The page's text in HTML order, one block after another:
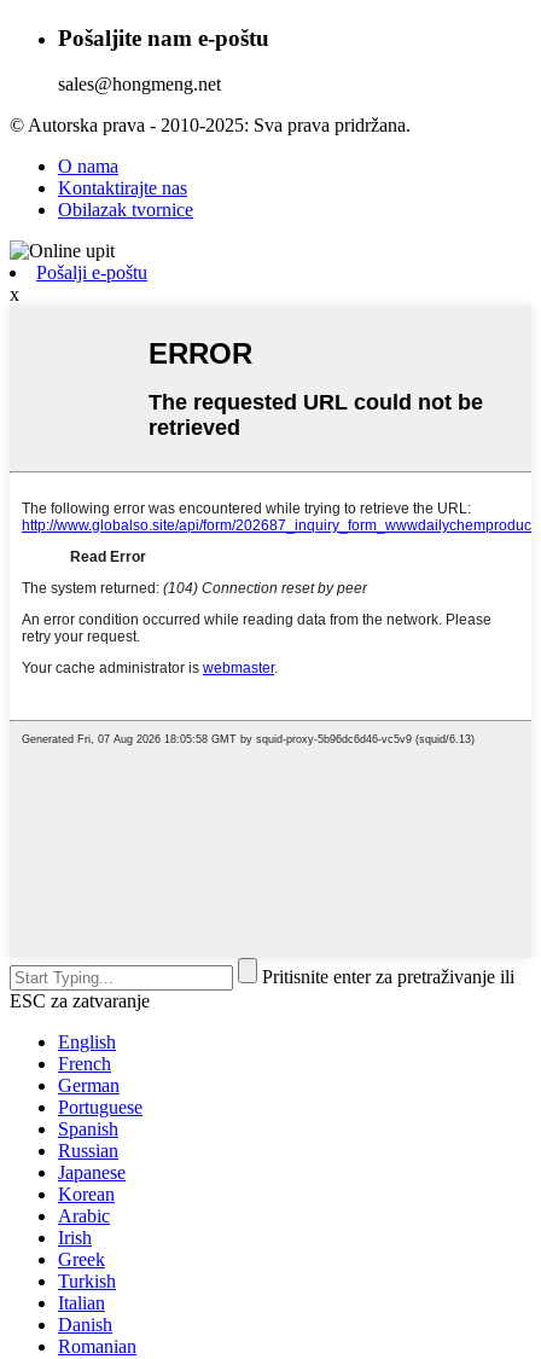
Pošaljite nam e-poštu
sales@hongmeng.net
© Autorska prava - 2010-2025: Sva prava pridržana.
O nama
Kontaktirajte nas
Obilazak tvornice
Pošalji e-poštu
x
Pritisnite enter za pretraživanje ili
ESC za zatvaranje
English
French
German
Portuguese
Spanish
Russian
Japanese
Korean
Arabic
Irish
Greek
Turkish
Italian
Danish
Romanian